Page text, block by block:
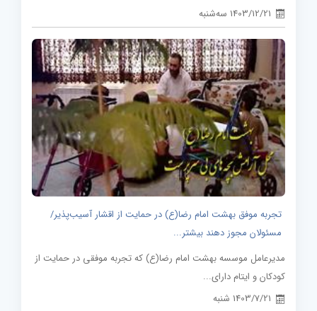
1403/12/21 سه‌شنبه
تجربه موفق بهشت امام رضا(ع) در حمایت از اقشار آسیب‌پذیر/
مسئولان مجوز دهند بیشتر...
مدیرعامل موسسه بهشت امام رضا(ع)‌ که تجربه موفقی در حمایت از
کودکان و ایتام دارای...
1403/7/21 شنبه